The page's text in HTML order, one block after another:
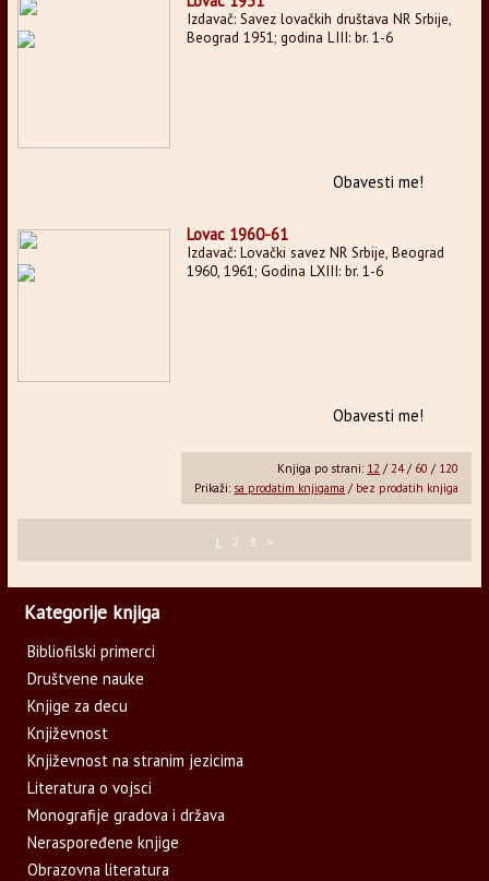
Izdavač: Savez lovačkih društava NR Srbije,
Beograd 1951; godina LIII: br. 1-6
Obavesti me!
Lovac 1960-61
Izdavač: Lovački savez NR Srbije, Beograd
1960, 1961; Godina LXIII: br. 1-6
Obavesti me!
Knjiga po strani: 12 /24/ 60 / 120
Prikaži: sa prodatim knjigama / bez prodatih knjiga
1 2 3 >
Kategorije knjiga
Bibliofilski primerci
Društvene nauke
Knjige za decu
Književnost
Književnost na stranim jezicima
Literatura o vojsci
Monografije gradova i država
Neraspoređene knjige
Obrazovna literatura